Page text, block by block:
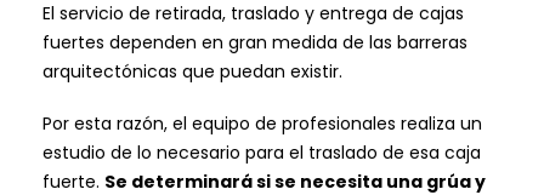
El servicio de retirada, traslado y entrega de cajas
fuertes dependen en gran medida de las barreras
arquitectónicas que puedan existir.
Por esta razón, el equipo de profesionales realiza un
estudio de lo necesario para el traslado de esa caja
fuerte. Se determinará si se necesita una grúa y